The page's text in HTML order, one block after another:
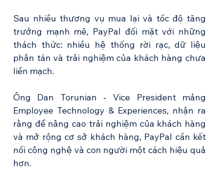
Sau nhiều thương vụ mua lại và tốc độ tăng
trưởng mạnh mẽ, PayPal đối mặt với những
thách thức: nhiều hệ thống rời rạc, dữ liệu
phân tán và trải nghiệm của khách hàng chưa
liền mạch.
Ông Dan Torunian - Vice President mảng
Employee Technology & Experiences, nhận ra
rằng để nâng cao trải nghiệm của khách hàng
và mở rộng cơ sở khách hàng, PayPal cần kết
nối công nghệ và con người một cách hiệu quả
hơn.